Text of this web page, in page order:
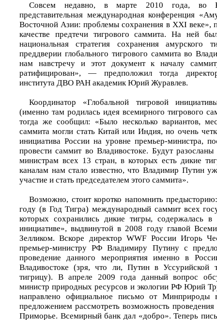
Совсем недавно, в марте 2010 года, во
представительная международная конференция
Восточной Азии: проблемы сохранения в XXI веке»,
качестве предтечи тигрового саммита. На ней
национальная стратегия сохранения
преддверии глобального тигрового саммита во
нам навстречу и этот документ к началу
ратифицирован», — предположил тогда
института ДВО РАН академик Юрий Журавлев.
Координатор «Глобальной тигровой
(именно там родилась идея всемирного тигрового
тогда же сообщил: «Было несколько вариантов,
саммита могли стать Китай или Индия, но очень
инициатива России на уровне премьер-министра,
провести саммит во Владивостоке. Будут
министрам всех 13 стран, в которых есть дикие
каналам нам стало известно, что Владимир Путин
участие и стать председателем этого саммита».
Возможно, стоит коротко напомнить
году (в Год Тигра) международный саммит всех
которых сохранились дикие тигры, содержалась в
инициативе», выдвинутой в 2008 году главой
Зелликом. Вскоре директор WWF России Игорь
премьер-министру РФ Владимиру Путину с
проведение данного мероприятия именно в
Владивостоке (зря, что ли, Путин в Уссурийской
тигрицу). В апреле 2009 года данный вопрос
министр природных ресурсов и экологии РФ Юрий
направлено официальное письмо от
предложением рассмотреть возможность
Приморье. Всемирный банк дал «добро». Теперь